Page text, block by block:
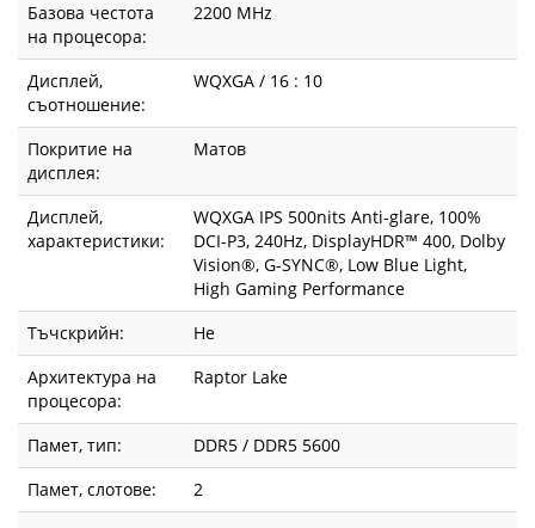
Базова честота
на процесора:
2200 MHz
Дисплей,
съотношение:
WQXGA / 16 : 10
Покритие на
дисплея:
Матов
Дисплей,
характеристики:
WQXGA IPS 500nits Anti-glare, 100%
DCI-P3, 240Hz, DisplayHDR™ 400, Dolby
Vision®, G-SYNC®, Low Blue Light,
High Gaming Performance
Тъчскрийн:
Не
Архитектура на
процесора:
Raptor Lake
Памет, тип:
DDR5 / DDR5 5600
Памет, слотове:
2